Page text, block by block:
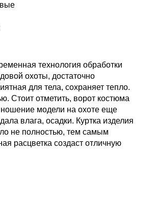
технология обработки
охоты, достаточно
для тела, сохраняет тепло.
Стоит отметить, ворот костюма
ношение модели на охоте еще
влага, осадки. Куртка изделия
не полностью, тем самым
расцветка создаст отличную